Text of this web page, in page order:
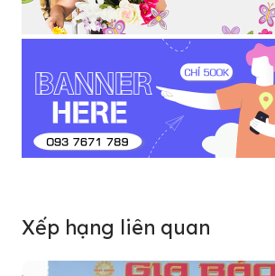
Xếp hạng liên quan